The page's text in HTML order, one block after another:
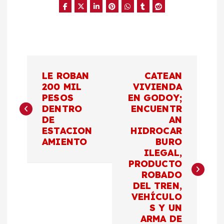
v
LE ROBAN
200 MIL
PESOS
DENTRO
DE
ESTACION
AMIENTO
CATEAN
VIVIENDA
EN GODOY;
ENCUENTR
AN
HIDROCAR
BURO
ILEGAL,
PRODUCTO
ROBADO
DEL TREN,
VEHÍCULO
S Y UN
ARMA DE